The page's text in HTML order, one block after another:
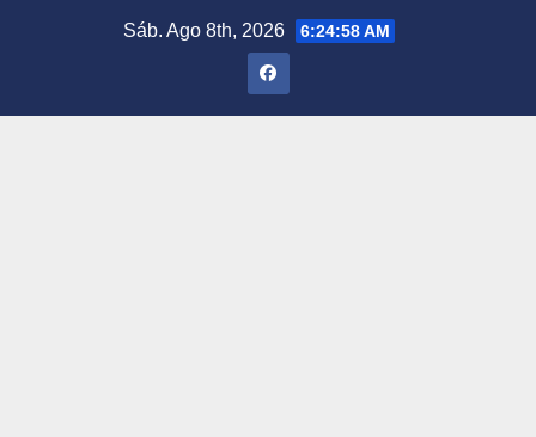
Sáb. Ago 8th, 2026 6:25:00 AM